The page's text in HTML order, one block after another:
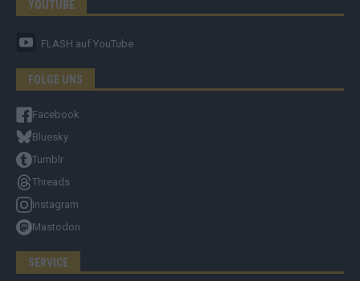
YOUTUBE
FLASH auf YouTube
FOLGE UNS
Facebook
Bluesky
Tumblr
Threads
Instagram
Mastodon
SERVICE